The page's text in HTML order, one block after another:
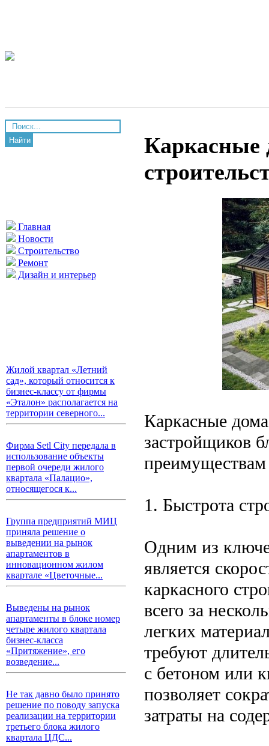
Найти
Главная
Новости
Строительство
Ремонт
Дизайн и интерьер
Жилой квартал «Летний
сад», который относится к
бизнес-классу от фирмы
«Эталон» располагается на
территории северного...
Фирма Setl City передала в
использование объекты
первой очереди жилого
квартала «Палацио»,
относящегося к...
Группа предприятий МИЦ
приняла решение о
выведении на рынок
апартаментов в
инновационном жилом
квартале «Цветочные...
Выведены на рынок
апартаменты в блоке номер
четыре жилого квартала
бизнес-класса
«Притяжение», его
возведение...
Не так давно было принято
решение по поводу запуска
реализации на территории
третьего блока жилого
квартала ЦДС...
Каркасные
Каркасные
застройщиков
1. Быстрота
Одним из
является
каркасного
всего за
легких
требуют
с бетоном или
позволяет
затраты на